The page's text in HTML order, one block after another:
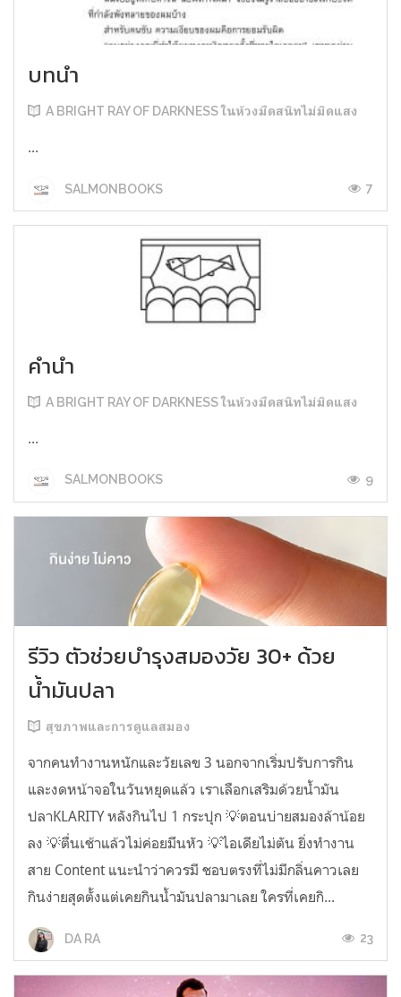
บทนำ
A BRIGHT RAY OF DARKNESS ในห้วงมืดสนิทไม่มิดแสง
...
SALMONBOOKS 7
คำนำ
A BRIGHT RAY OF DARKNESS ในห้วงมืดสนิทไม่มิดแสง
...
SALMONBOOKS 9
รีวิว ตัวช่วยบำรุงสมองวัย 30+ ด้วย
น้ำมันปลา
สุขภาพและการดูแลสมอง
จากคนทำงานหนักและวัยเลข 3 นอกจากเริ่มปรับการกิน
และงดหน้าจอในวันหยุดแล้ว เราเลือกเสริมด้วยน้ำมัน
ปลาKLARITY หลังกินไป 1 กระปุก 💡ตอนบ่ายสมองล้าน้อย
ลง 💡ตื่นเช้าแล้วไม่ค่อยมึนหัว 💡ไอเดียไม่ตัน ยิ่งทำงาน
สาย Content แนะนำว่าควรมี ชอบตรงที่ไม่มีกลิ่นคาวเลย
กินง่ายสุดตั้งแต่เคยกินน้ำมันปลามาเลย ใครที่เคยกิ...
DA RA 23